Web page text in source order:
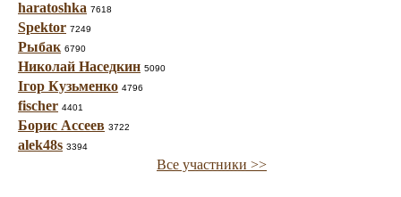
haratoshka 7618
Spektor 7249
Рыбак 6790
Николай Наседкин 5090
Ігор Кузьменко 4796
fischer 4401
Борис Ассеев 3722
alek48s 3394
Все участники >>